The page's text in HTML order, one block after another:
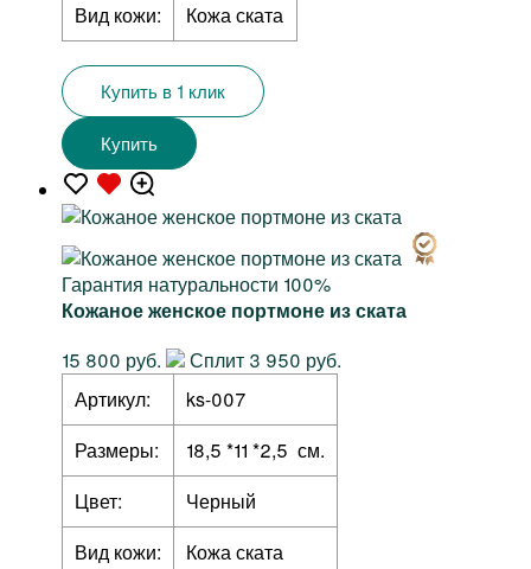
Вид кожи:
Кожа ската
Купить в 1 клик
Купить
Гарантия натуральности 100%
Кожаное женское портмоне из ската
15 800 руб.
Сплит 3 950 руб.
Артикул:
ks-007
Размеры:
18,5 *11 *2,5 см.
Цвет:
Черный
Вид кожи:
Кожа ската